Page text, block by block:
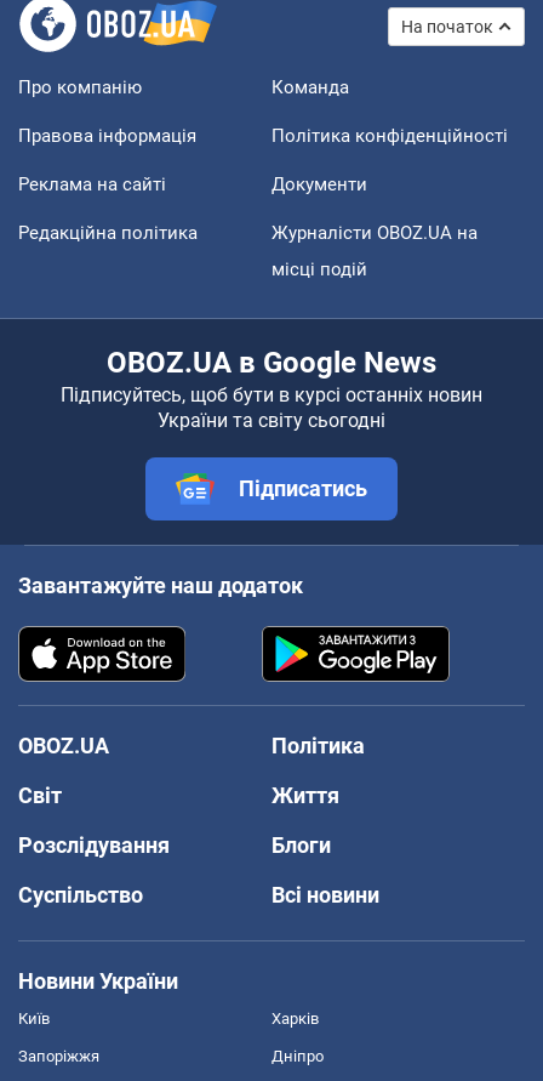
На початок
Про компанію Команда
Правова інформація Політика конфіденційності
Реклама на сайті Документи
Редакційна політика
Журналісти OBOZ.UA на
місці подій
OBOZ.UA в Google News
Підписуйтесь, щоб бути в курсі останніх новин
України та світу сьогодні
Підписатись
Завантажуйте наш додаток
OBOZ.UA
Політика
Світ
Життя
Розслідування
Блоги
Суспільство
Всі новини
Новини України
Київ Харків
Запоріжжя Дніпро